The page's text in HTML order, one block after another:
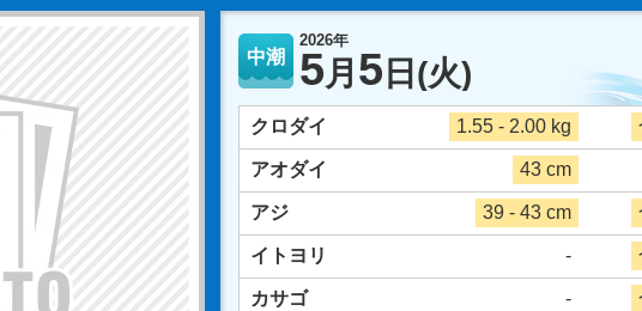
中潮
2026年
5月 5 日 (火)
クロダイ 1.55 - 2.00 kg
アオダイ 43 cm
アジ 39 - 43 cm
イトヨリ -
カサゴ -